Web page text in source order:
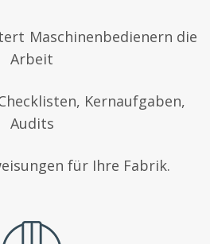
Maschinenbedienern die
Arbeit
Kernaufgaben,
Audits
für Ihre Fabrik.